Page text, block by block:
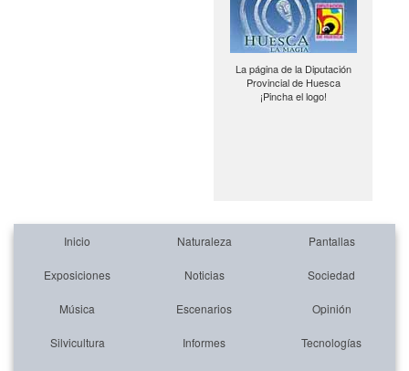
La página de la Diputación
Provincial de Huesca
¡Pincha el logo!
Inicio Naturaleza Pantallas
Exposiciones Noticias Sociedad
Música Escenarios Opinión
Silvicultura Informes Tecnologías